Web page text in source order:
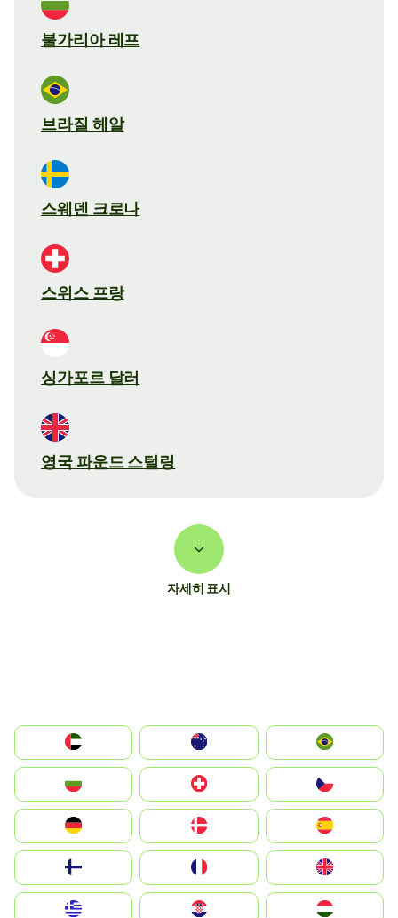
불가리아 레프
브라질 헤알
스웨덴 크로나
스위스 프랑
싱가포르 달러
영국 파운드 스털링
자세히 표시
الإمارات العربية المتحدة
Switzerland
Deutschland
United Kingdom
Magyarország